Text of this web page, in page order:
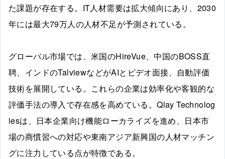
た課題が存在する。IT人材需要は拡大傾向にあり、2030
年には最大79万人の人材不足が予測されている。
グローバル市場では、米国のHireVue、中国のBOSS直
聘、インドのTalviewなどがAIとビデオ面接、自動評価
技術を展開している。これらの企業は効率化や客観的な
評価手法の導入で存在感を高めている。Qlay Technolog
iesは、日本企業向け機能ローカライズを進め、日本市
場の商慣習への対応や東南アジア新興国の人材マッチン
グに注力している点が特徴である。